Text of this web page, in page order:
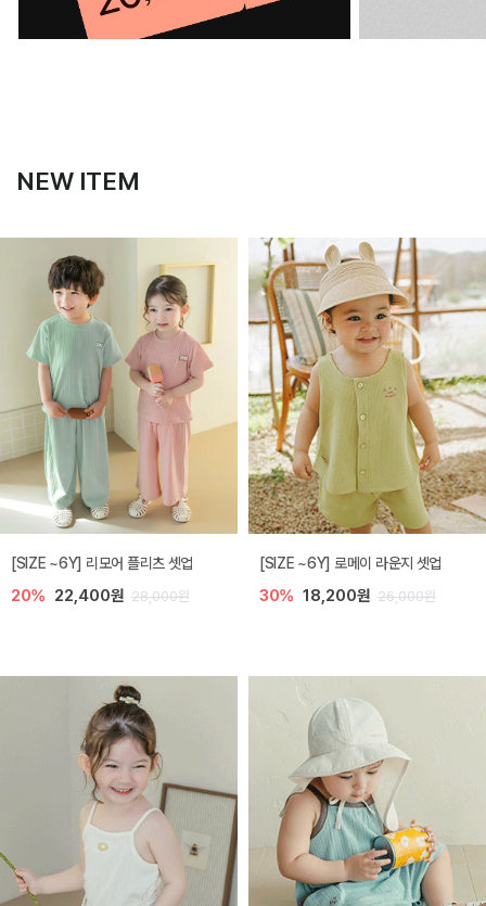
NEW ITEM
[SIZE ~6Y] 리모어 플리츠 셋업
20% 22,400원 28,000원
[SIZE ~6Y] 로메이 라운지 셋업
30% 18,200원 26,000원